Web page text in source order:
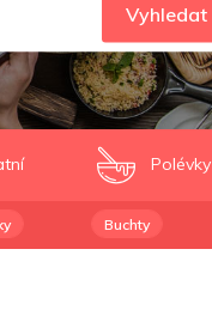
Vyhledat
Polévky
Buchty